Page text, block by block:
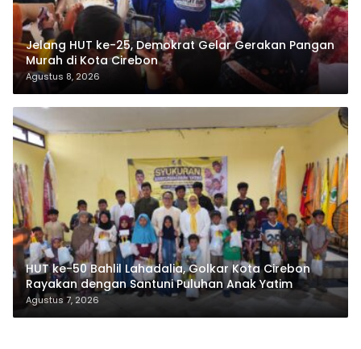
Jelang HUT ke-25, Demokrat Gelar Gerakan Pangan
Murah di Kota Cirebon
Agustus 8, 2026
HUT ke-50 Bahlil Lahadalia, Golkar Kota Cirebon
Rayakan dengan Santuni Puluhan Anak Yatim
Agustus 7, 2026